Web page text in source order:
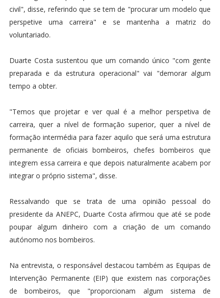
civil", disse, referindo que se tem de "procurar um modelo que
perspetive uma carreira" e se mantenha a matriz do
voluntariado.
Duarte Costa sustentou que um comando único "com gente
preparada e da estrutura operacional" vai "demorar algum
tempo a obter.
"Temos que projetar e ver qual é a melhor perspetiva de
carreira, quer a nível de formação superior, quer a nível de
formação intermédia para fazer aquilo que será uma estrutura
permanente de oficiais bombeiros, chefes bombeiros que
integrem essa carreira e que depois naturalmente acabem por
integrar o próprio sistema", disse.
Ressalvando que se trata de uma opinião pessoal do
presidente da ANEPC, Duarte Costa afirmou que até se pode
poupar algum dinheiro com a criação de um comando
autónomo nos bombeiros.
Na entrevista, o responsável destacou também as Equipas de
Intervenção Permanente (EIP) que existem nas corporações
de bombeiros, que "proporcionam algum sistema de